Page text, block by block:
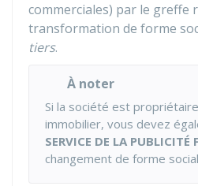
commerciales) par le greffe
transformation de forme
tiers.
À noter
Si la société est
immobilier, vous devez
SERVICE DE LA PUBLICITÉ
changement de forme